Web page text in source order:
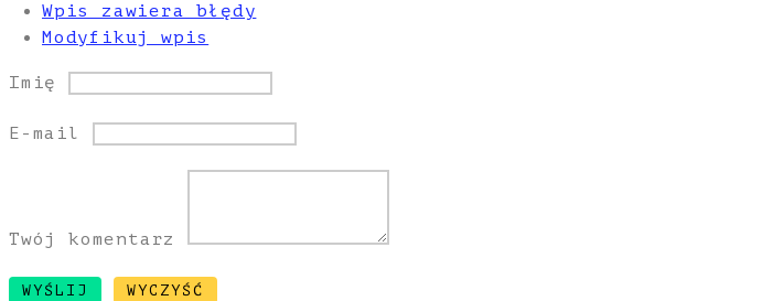
Wpis zawiera błędy
Modyfikuj wpis
Imię
E-mail
Twój komentarz